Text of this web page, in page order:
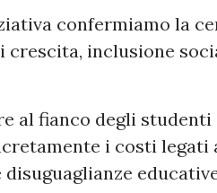
confermiamo la
crescita, inclusione
al fianco degli
i costi legati